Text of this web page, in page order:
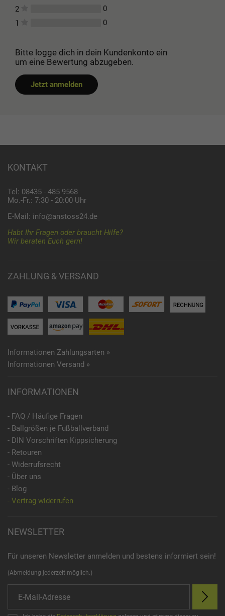
2
0
1
0
Bitte logge dich in dein Kundenkonto ein
um eine Bewertung abzugeben.
Jetzt anmelden
KONTAKT
Tel: 08435 - 485 9568
Mo.-Fr.: 7:30 - 20:00 Uhr
E-Mail: info@anstoss24.de
Habt Ihr Fragen oder braucht Hilfe?
Wir beraten Euch gern!
ZAHLUNG & VERSAND
Informationen Zahlungsarten »
Informationen Versand »
INFORMATIONEN
- FAQ / Häufige Fragen
- Ballgrößen je Fußballverband
- DIN Vorschriften Kippsicherung
- Retouren
- Widerrufsrecht
- Über uns
- Blog
- Vertrag widerrufen
NEWSLETTER
Für unseren Newsletter anmelden und bestens informiert sein!
(Abmeldung jederzeit möglich.)